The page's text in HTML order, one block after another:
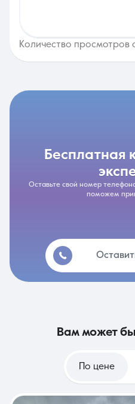
Количество просмотров
бесплатная консультация
Оставьте свой номер
поможем
вам может
По цене